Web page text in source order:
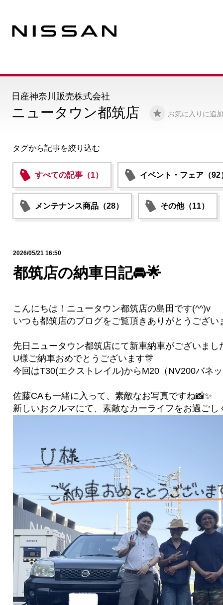
ニュータウン都筑店 お気に入りに追加
日産神奈川販売株式会社
タグから記事を絞り込む
すべての記事（1） イベント・フェア（92
メンテナンス商品（28） その他（11）
2026/05/21 16:50
都筑店の納車日記🚘🌟
こんにちは！ニュータウン都筑店の島田です(^^)v
いつも都筑店のブログをご覧頂きありがとうござい
先日ニュータウン都筑店にて新車納車がございま
U様ご納車おめでとうございます🎊
今回はT30(エクストレイル)からM20（NV200バネ
佐藤CAも一緒に入って、素敵なお写真ですね📸✨
新しいおクルマにて、素敵なカーライフをお過ごし